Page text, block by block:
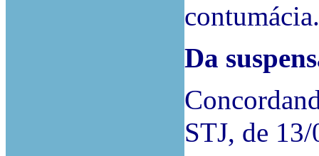
contumácia.
Da
STJ, de